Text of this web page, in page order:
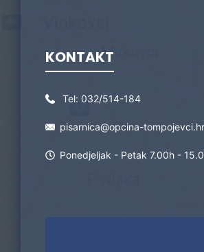
KONTAKT
Tel: 032/514-184
pisarnica@opcina-tompojevci.hr
Ponedjeljak - Petak 7.00h -